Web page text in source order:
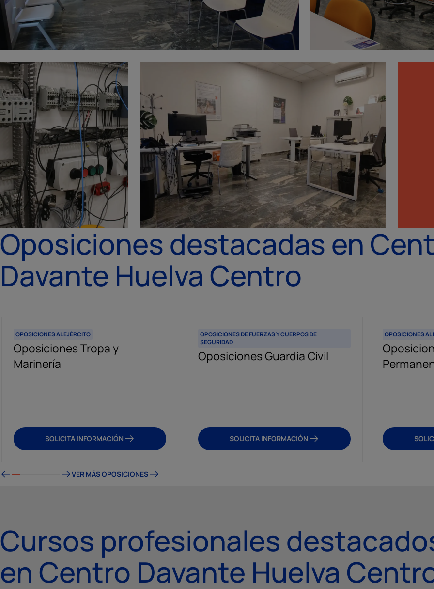
Oposiciones destacadas en
Davante Huelva Centro
OPOSICIONES AL EJÉRCITO
Oposiciones Tropa y
Marinería
SOLICITA INFORMACIÓN
OPOSICIONES DE FUERZAS Y CUERPOS DE
SEGURIDAD
Oposiciones Guardia Civil
SOLICITA INFORMACIÓN
OPOSICIONES AL
VER MÁS OPOSICIONES
Cursos profesionales
en Centro Davante Huelva